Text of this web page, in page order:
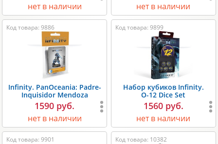
нет в наличии нет в наличии
Код товара: 9886
Infinity. PanOceania: Padre-
Inquisidor Mendoza
1590 руб.
нет в наличии
Код товара: 9899
Набор кубиков Infinity.
О-12 Dice Set
1560 руб.
нет в наличии
Код товара: 9901 Код товара: 10382